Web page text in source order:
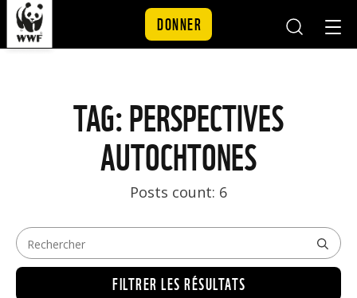
DONNER
TAG: PERSPECTIVES
AUTOCHTONES
Posts count: 6
FILTRER LES RÉSULTATS